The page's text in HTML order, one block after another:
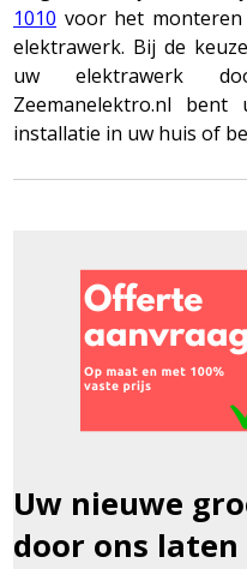
1010 voor het
elektrawerk. Bij de
uw elektrawerk
Zeemanelektro.nl
installatie in uw huis of
Uw nieuwe
door ons